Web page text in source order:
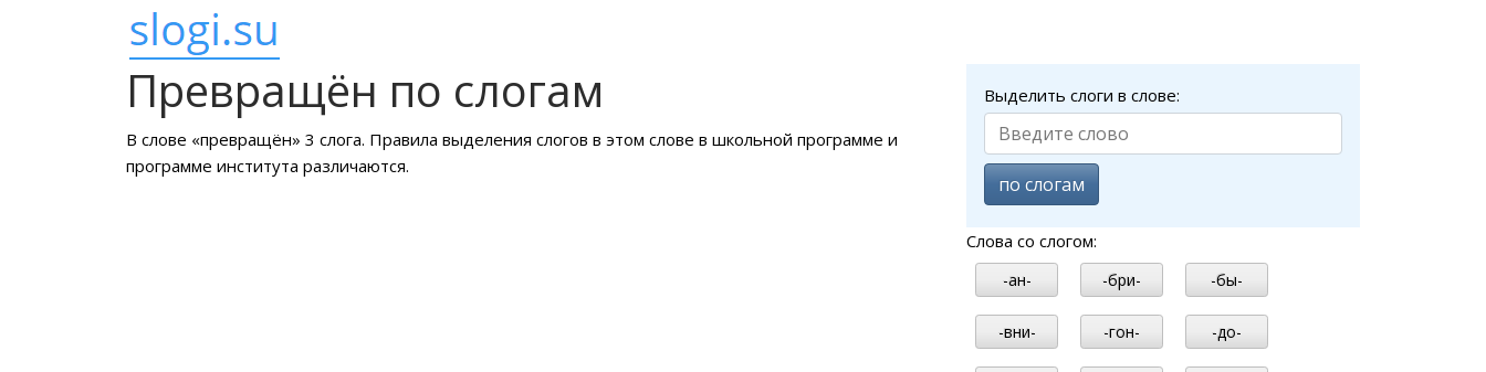
Превращён по слогам
В слове «превращён» 3 слога. Правила выделения слогов в этом слове в школьной программе и
программе института различаются.
Выделить слоги в слове:
по слогам
Слова со слогом:
-ан- -бри- -бы-
-вни- -гон- -до-